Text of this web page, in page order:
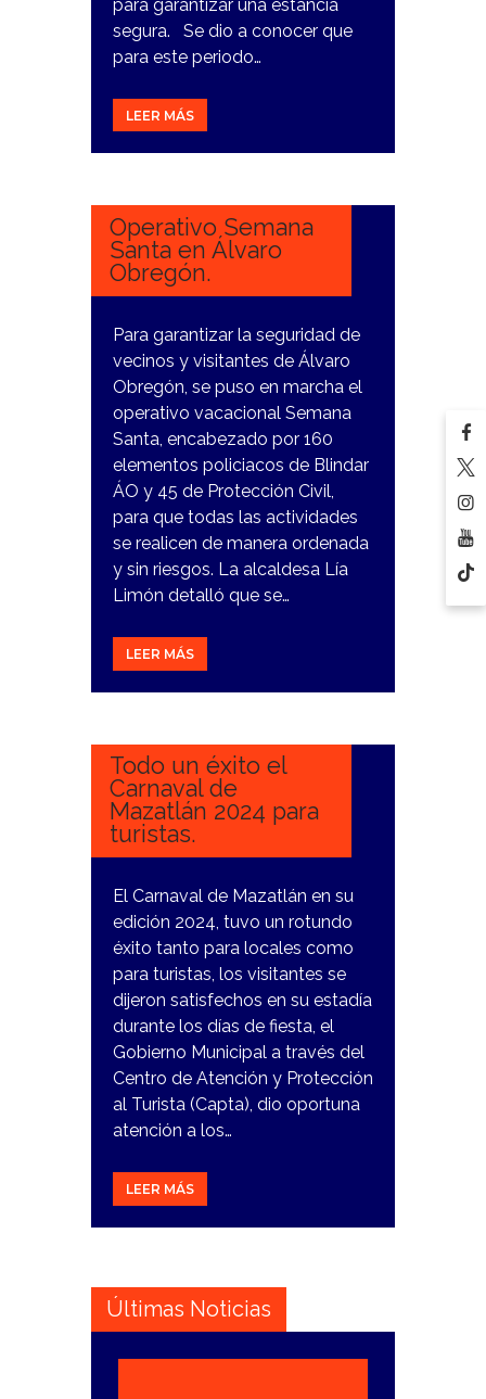
para garantizar una estancia
segura. Se dio a conocer que
para este periodo…
LEER MÁS
25
Operativo Semana
Santa en Álvaro
Obregón.
Para garantizar la seguridad de
vecinos y visitantes de Álvaro
Obregón, se puso en marcha el
operativo vacacional Semana
Santa, encabezado por 160
elementos policiacos de Blindar
ÁO y 45 de Protección Civil,
para que todas las actividades
se realicen de manera ordenada
y sin riesgos. La alcaldesa Lía
Limón detalló que se…
LEER MÁS
15
Todo un éxito el
Carnaval de
Mazatlán 2024 para
turistas.
El Carnaval de Mazatlán en su
edición 2024, tuvo un rotundo
éxito tanto para locales como
para turistas, los visitantes se
dijeron satisfechos en su estadía
durante los días de fiesta, el
Gobierno Municipal a través del
Centro de Atención y Protección
al Turista (Capta), dio oportuna
atención a los…
LEER MÁS
Últimas Noticias